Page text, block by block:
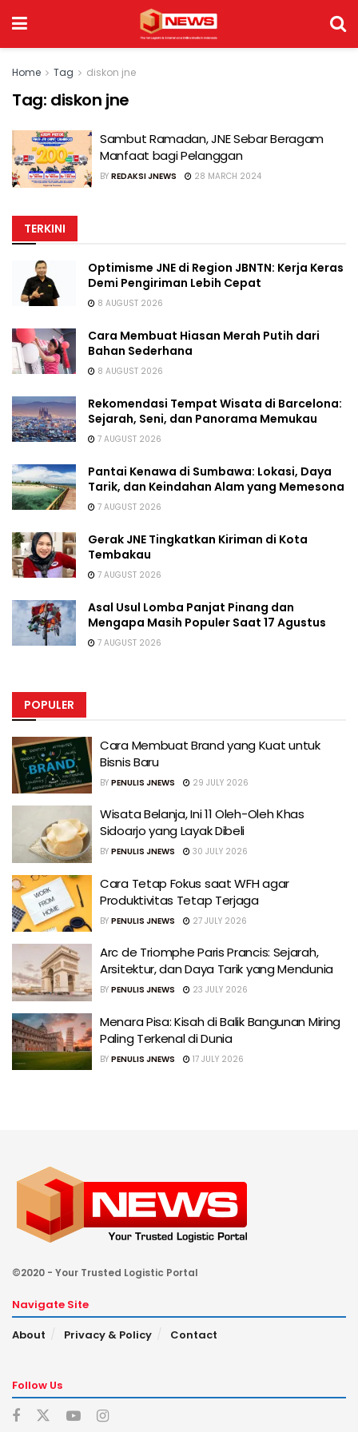
Home Tag diskon jne
Tag: diskon jne
Sambut Ramadan, JNE Sebar Beragam
Manfaat bagi Pelanggan
BY REDAKSI JNEWS 28 MARCH 2024
TERKINI
Optimisme JNE di Region JBNTN: Kerja Keras
Demi Pengiriman Lebih Cepat
8 AUGUST 2026
Cara Membuat Hiasan Merah Putih dari
Bahan Sederhana
8 AUGUST 2026
Rekomendasi Tempat Wisata di Barcelona:
Sejarah, Seni, dan Panorama Memukau
7 AUGUST 2026
Pantai Kenawa di Sumbawa: Lokasi, Daya
Tarik, dan Keindahan Alam yang Memesona
7 AUGUST 2026
Gerak JNE Tingkatkan Kiriman di Kota
Tembakau
7 AUGUST 2026
Asal Usul Lomba Panjat Pinang dan
Mengapa Masih Populer Saat 17 Agustus
7 AUGUST 2026
POPULER
Cara Membuat Brand yang Kuat untuk
Bisnis Baru
BY PENULIS JNEWS 29 JULY 2026
Wisata Belanja, Ini 11 Oleh-Oleh Khas
Sidoarjo yang Layak Dibeli
BY PENULIS JNEWS 30 JULY 2026
Cara Tetap Fokus saat WFH agar
Produktivitas Tetap Terjaga
BY PENULIS JNEWS 27 JULY 2026
Arc de Triomphe Paris Prancis: Sejarah,
Arsitektur, dan Daya Tarik yang Mendunia
BY PENULIS JNEWS 23 JULY 2026
Menara Pisa: Kisah di Balik Bangunan Miring
Paling Terkenal di Dunia
BY PENULIS JNEWS 17 JULY 2026
©2020 - Your Trusted Logistic Portal
Navigate Site
About
Privacy & Policy Contact
Follow Us